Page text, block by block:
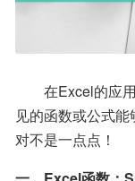
见的函数或公式
对不是一点点！